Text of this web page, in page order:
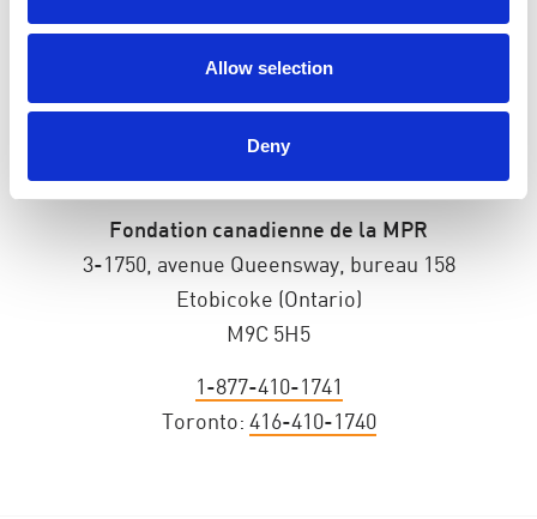
Allow selection
Deny
Fondation canadienne de la MPR
3-1750, avenue Queensway, bureau 158
Etobicoke (Ontario)
M9C 5H5
1-877-410-1741
Toronto: 416-410-1740